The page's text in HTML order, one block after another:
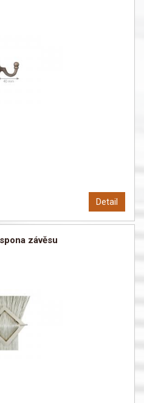
Detail
závěsu